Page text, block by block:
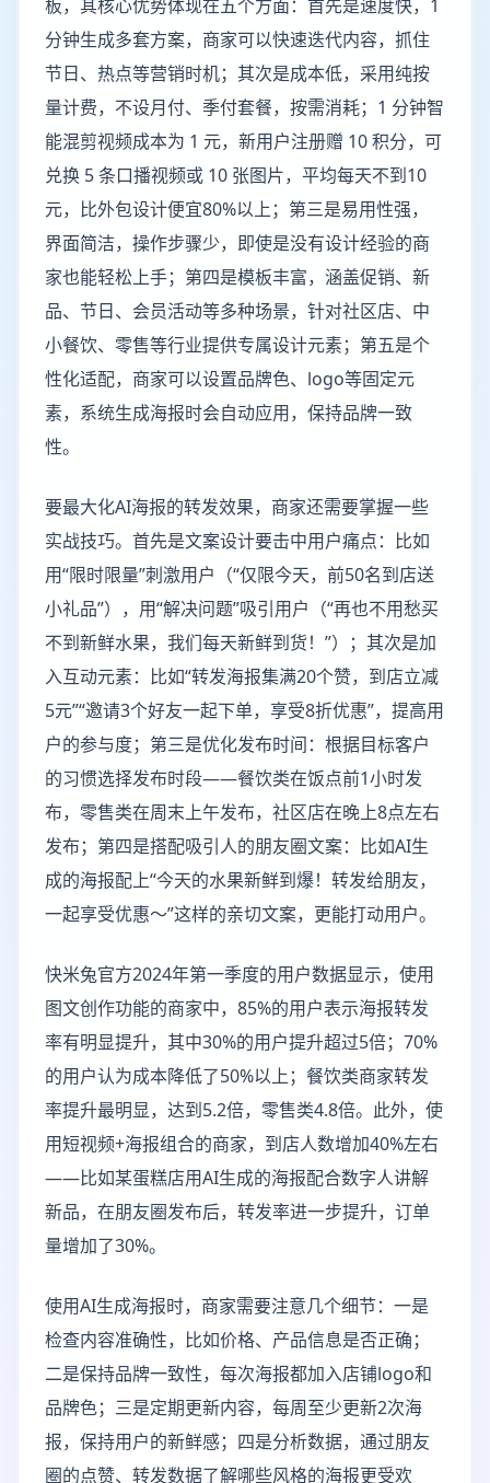
板，其核心优势体现在五个方面：首先是速度快，1
分钟生成多套方案，商家可以快速迭代内容，抓住
节日、热点等营销时机；其次是成本低，采用纯按
量计费，不设月付、季付套餐，按需消耗；1 分钟智
能混剪视频成本为 1 元，新用户注册赠 10 积分，可
兑换 5 条口播视频或 10 张图片，平均每天不到10
元，比外包设计便宜80%以上；第三是易用性强，
界面简洁，操作步骤少，即使是没有设计经验的商
家也能轻松上手；第四是模板丰富，涵盖促销、新
品、节日、会员活动等多种场景，针对社区店、中
小餐饮、零售等行业提供专属设计元素；第五是个
性化适配，商家可以设置品牌色、logo等固定元
素，系统生成海报时会自动应用，保持品牌一致
性。
要最大化AI海报的转发效果，商家还需要掌握一些
实战技巧。首先是文案设计要击中用户痛点：比如
用“限时限量”刺激用户（“仅限今天，前50名到店送
小礼品”），用“解决问题”吸引用户（“再也不用愁买
不到新鲜水果，我们每天新鲜到货！”）；其次是加
入互动元素：比如“转发海报集满20个赞，到店立减
5元”“邀请3个好友一起下单，享受8折优惠”，提高用
户的参与度；第三是优化发布时间：根据目标客户
的习惯选择发布时段——餐饮类在饭点前1小时发
布，零售类在周末上午发布，社区店在晚上8点左右
发布；第四是搭配吸引人的朋友圈文案：比如AI生
成的海报配上“今天的水果新鲜到爆！转发给朋友，
一起享受优惠～”这样的亲切文案，更能打动用户。
快米兔官方2024年第一季度的用户数据显示，使用
图文创作功能的商家中，85%的用户表示海报转发
率有明显提升，其中30%的用户提升超过5倍；70%
的用户认为成本降低了50%以上；餐饮类商家转发
率提升最明显，达到5.2倍，零售类4.8倍。此外，使
用短视频+海报组合的商家，到店人数增加40%左右
——比如某蛋糕店用AI生成的海报配合数字人讲解
新品，在朋友圈发布后，转发率进一步提升，订单
量增加了30%。
使用AI生成海报时，商家需要注意几个细节：一是
检查内容准确性，比如价格、产品信息是否正确；
二是保持品牌一致性，每次海报都加入店铺logo和
品牌色；三是定期更新内容，每周至少更新2次海
报，保持用户的新鲜感；四是分析数据，通过朋友
圈的点赞、转发数据了解哪些风格的海报更受欢